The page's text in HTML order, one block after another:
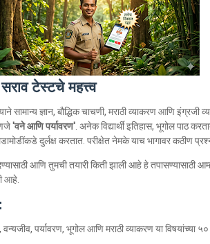
टेस्टचे महत्त्व
सामान्य ज्ञान, बौद्धिक चाचणी, मराठी व्याकरण आणि इंग्रजी
'वने आणि पर्यावरण' . अनेक विद्यार्थी इतिहास, भूगोल पाठ
दुर्लक्ष करतात. परीक्षेत नेमके याच भागावर कठीण
आणि तुमची तयारी किती झाली आहे हे तपासण्यासाठी
आहे.
पर्यावरण, भूगोल आणि मराठी व्याकरण या विषयांच्या ५०